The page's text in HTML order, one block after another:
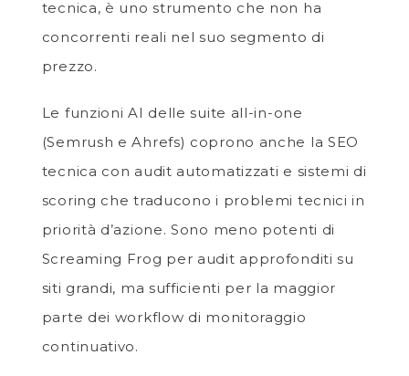
tecnica, è uno strumento che non ha
concorrenti reali nel suo segmento di
prezzo.
Le funzioni AI delle suite all-in-one
(Semrush e Ahrefs) coprono anche la SEO
tecnica con audit automatizzati e sistemi di
scoring che traducono i problemi tecnici in
priorità d’azione. Sono meno potenti di
Screaming Frog per audit approfonditi su
siti grandi, ma sufficienti per la maggior
parte dei workflow di monitoraggio
continuativo.